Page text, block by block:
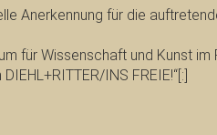
Anerkennung für die
für Wissenschaft und Kunst
INS FREIE!“[:]